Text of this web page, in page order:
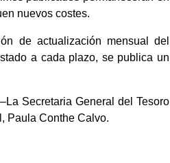
nuevos costes.
de actualización mensual del
a cada plazo, se publica un
Secretaria General del Tesoro
Paula Conthe Calvo.